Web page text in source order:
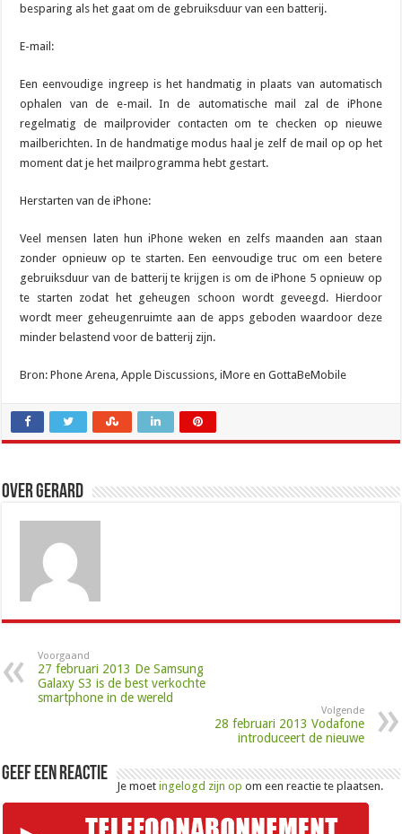
besparing als het gaat om de gebruiksduur van een batterij.
E-mail:
Een eenvoudige ingreep is het handmatig in plaats van automatisch
ophalen van de e-mail. In de automatische mail zal de iPhone
regelmatig de mailprovider contacten om te checken op nieuwe
mailberichten. In de handmatige modus haal je zelf de mail op op het
moment dat je het mailprogramma hebt gestart.
Herstarten van de iPhone:
Veel mensen laten hun iPhone weken en zelfs maanden aan staan
zonder opnieuw op te starten. Een eenvoudige truc om een betere
gebruiksduur van de batterij te krijgen is om de iPhone 5 opnieuw op
te starten zodat het geheugen schoon wordt geveegd. Hierdoor
wordt meer geheugenruimte aan de apps geboden waardoor deze
minder belastend voor de batterij zijn.
Bron: Phone Arena, Apple Discussions, iMore en GottaBeMobile
Over Gerard
Voorgaand
27 februari 2013 De Samsung
Galaxy S3 is de best verkochte
smartphone in de wereld
Volgende
28 februari 2013 Vodafone
introduceert de nieuwe
Geef een reactie
Je moetingelogd zijn op om een reactie te plaatsen.